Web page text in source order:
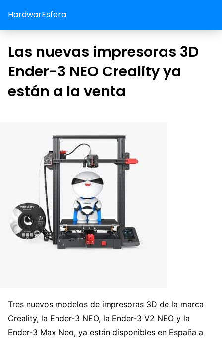
HardwarEsfera
Las nuevas impresoras 3D
Ender-3 NEO Creality ya
están a la venta
Tres nuevos modelos de impresoras 3D de la marca
Creality, la Ender-3 NEO, la Ender-3 V2 NEO y la
Ender-3 Max Neo, ya están disponibles en España a